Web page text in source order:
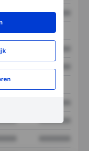
XXXXXXX
XXXXXXX